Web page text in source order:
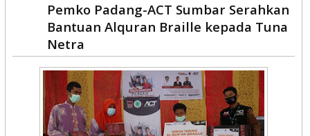
Pemko Padang-ACT Sumbar Serahkan
Bantuan Alquran Braille kepada Tuna
Netra